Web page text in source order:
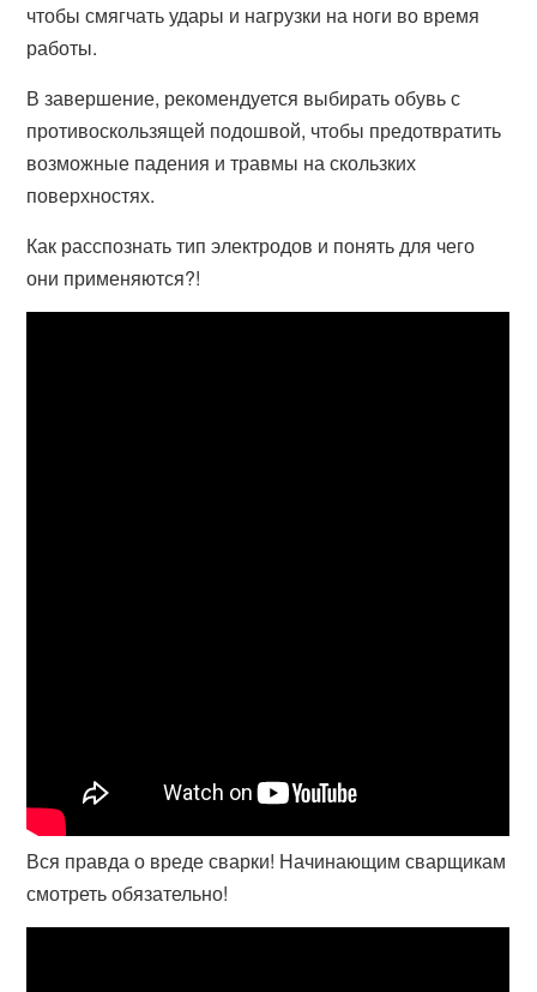
чтобы смягчать удары и нагрузки на ноги во время
работы.
В завершение, рекомендуется выбирать обувь с
противоскользящей подошвой, чтобы предотвратить
возможные падения и травмы на скользких
поверхностях.
Как расспознать тип электродов и понять для чего
они применяются?!
Вся правда о вреде сварки! Начинающим сварщикам
смотреть обязательно!